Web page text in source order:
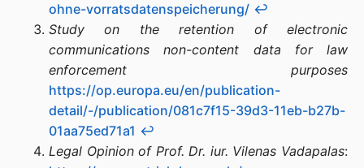
ohne-vorratsdatenspeicherung/ ↩︎
Study on the retention of electronic
communications non-content data for law
enforcement purposes
https://op.europa.eu/en/publication-
detail/-/publication/081c7f15-39d3-11eb-b27b-
01aa75ed71a1 ↩︎
Legal Opinion of Prof. Dr. iur. Vilenas Vadapalas: